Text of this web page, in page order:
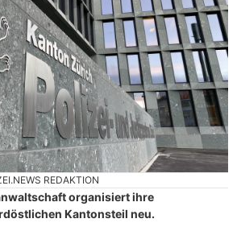
REDAKTION
organisiert ihre
Kantonsteil neu.